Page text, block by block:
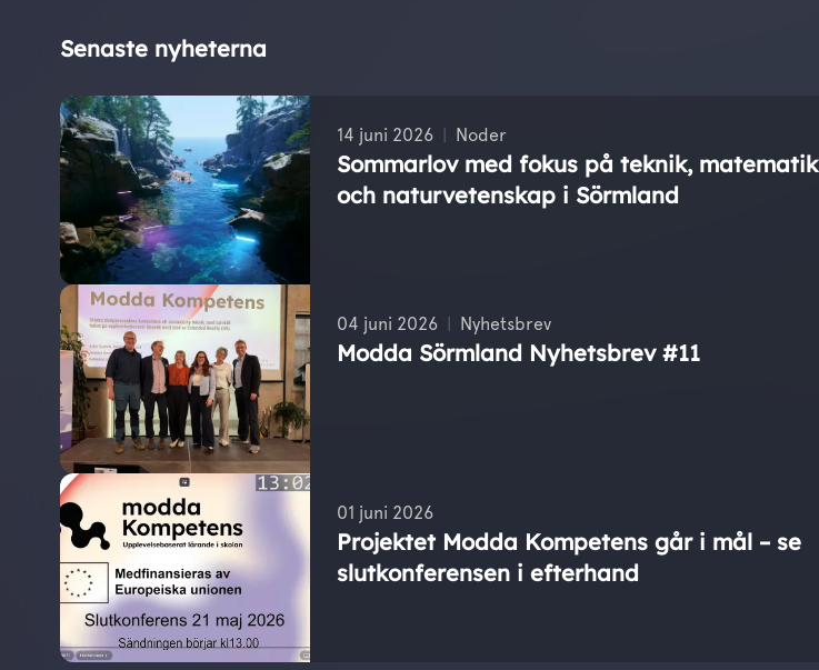
Senaste nyheterna
14 juni 2026 Noder
Sommarlov med fokus på teknik, matematik
och naturvetenskap i Sörmland
04 juni 2026 Nyhetsbrev
Modda Sörmland Nyhetsbrev #11
01 juni 2026
Projektet Modda Kompetens går i mål – se
slutkonferensen i efterhand